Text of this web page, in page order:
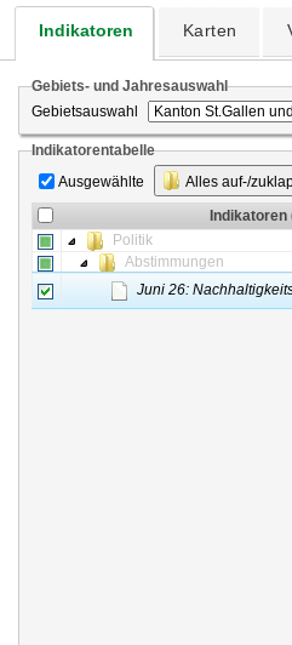
Indikatoren Karten
Gebiets- und Jahresauswahl
Gebietsauswahl
Indikatorentabelle
Ausgewählte
Alles auf-/
Politik
Abstimmungen
Juni 26: